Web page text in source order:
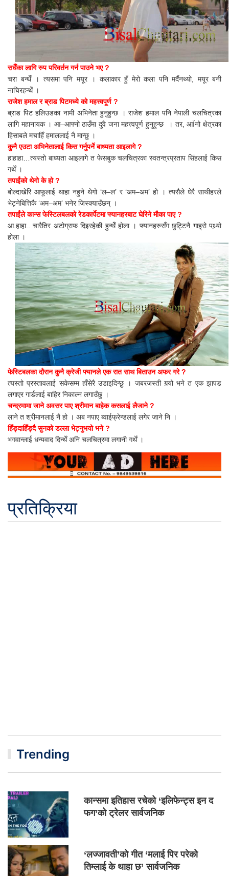
सधैँका लागि रुप परिवर्तन गर्न पाउने भए ?
चरा बन्थेँ । त्यसमा पनि मयूर । कलाकार हुँ मेरो कला पनि मर्दैनथ्यो, मयूर बनी
नाचिरहन्थेँ ।
राजेश हमाल र ब्राड पिटमध्ये को महत्त्वपूर्ण ?
ब्राड पिट हलिउडका नामी अभिनेता हुनुहुन्छ । राजेश हमाल पनि नेपाली चलचित्रका
लागि महानायक । आ–आफ्नो ठाउँमा दुवै जना महत्त्वपूर्ण हुनुहुन्छ । तर, आÏनो क्षेत्रका
हिसाबले मचाहिँ हमाललाई नै मान्छु ।
कुनै एउटा अभिनेतालाई किस गर्नुपर्ने बाध्यता आइलागे ?
हाहाहा…त्यस्तो बाध्यता आइलागे त फेसबुक चलचित्रका स्वतन्त्रप्रताप सिंहलाई किस
गर्थें ।
तपाईंको थेगो के हो ?
बोल्दाखेरि आफूलाई थाहा नहुने थेगो ‘ल–ल’ र ‘अम–अम’ हो । त्यसैले धेरै साथीहरले
भेट्नेबित्तिकै ‘अम–अम’ भनेर जिस्क्याउँछन् ।
तपाईंले कान्स फेस्टिलबलको रेडकार्पेटमा फ्यानहरबाट घेरिने मौका पाए ?
आ.हाहा.. चारैतिर अटोग्राफ दिइरहेकी हुन्थेँ होला । फ्यानहरुसँग छुट्टिनै गाह्रो पथ्र्यो
होला ।
फेस्टिबलका दौरान कुनै क्रेजी फ्यानले एक रात साथ बिताउन अफर गरे ?
त्यस्तो प्रस्तावलाई सकेसम्म हाँसेरै उडाइदिन्छु । जबरजस्ती गर्‍यो भने त एक झापड
लगाएर गार्डलाई बाहिर निकाल्न लगाउँछु ।
चन्द्रमामा जाने अवसर पाए श्रीमान बाहेक कसलाई लैजाने ?
लाने त श्रीमानलाई नै हो । अब नपाए ब्वाईफ्रेन्डलाई लगेर जाने नि ।
हिँड्दाहिँड्दै सुनको डल्ला भेट्नुभयो भने ?
भगवान्लाई धन्यवाद दिन्थेँ अनि चलचित्रमा लगानी गर्थें ।
प्रतिक्रिया
Trending
कान्समा इतिहास रचेको ‘इलिफेन्ट्स इन द
फग’को ट्रेलर सार्वजनिक
‘लज्जावती’को गीत ‘मलाई पिर परेको
तिम्लाई के थाहा छ’ सार्वजनिक